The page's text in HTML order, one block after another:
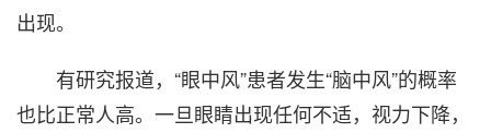
出现。
有研究报道，“眼中风”患者发生“脑中风”的概率
也比正常人高。一旦眼睛出现任何不适，视力下降，